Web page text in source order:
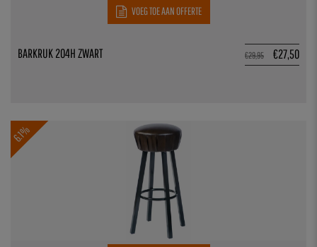
VOEG TOE AAN OFFERTE
€29,95 €27,50
BARKRUK 204H ZWART
6.1%